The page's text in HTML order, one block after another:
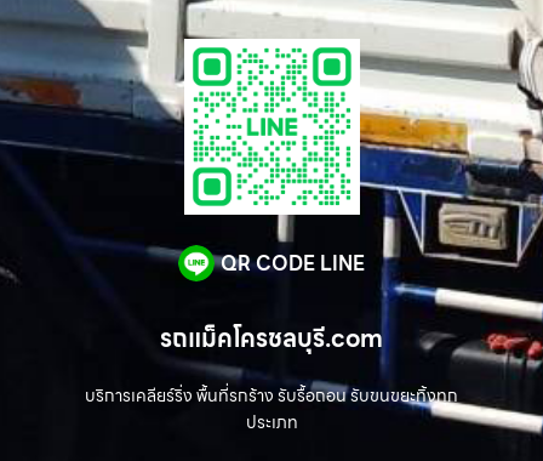
QR CODE LINE
รถแม็คโครชลบุรี.com
บริการเคลียร์ริ่ง พื้นที่รกร้าง รับรื้อถอน รับขนขยะทิ้งทุก
ประเภท